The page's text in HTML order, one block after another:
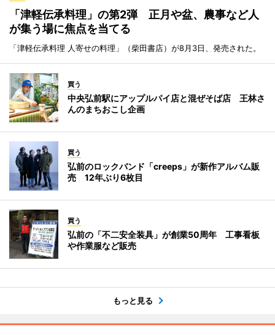
「津軽伝承料理」の第2弾 正月や盆、農事など人
が集う場に焦点を当てる
「津軽伝承料理 人寄せの料理」（柴田書店）が8月3日、発売された。
買う
中央弘前駅にアップルパイ店と混ぜそば店 王林さ
んのまちおこし企画
買う
弘前のロックバンド「creeps」が新作アルバム販
売 12年ぶり6枚目
買う
弘前の「不二安全装具」が創業50周年 工事看板
や作業服など販売
もっと見る